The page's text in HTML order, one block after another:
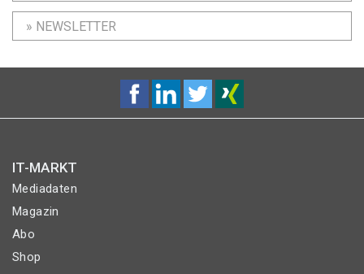
» NEWSLETTER
IT-MARKT
Mediadaten
Magazin
Abo
Shop